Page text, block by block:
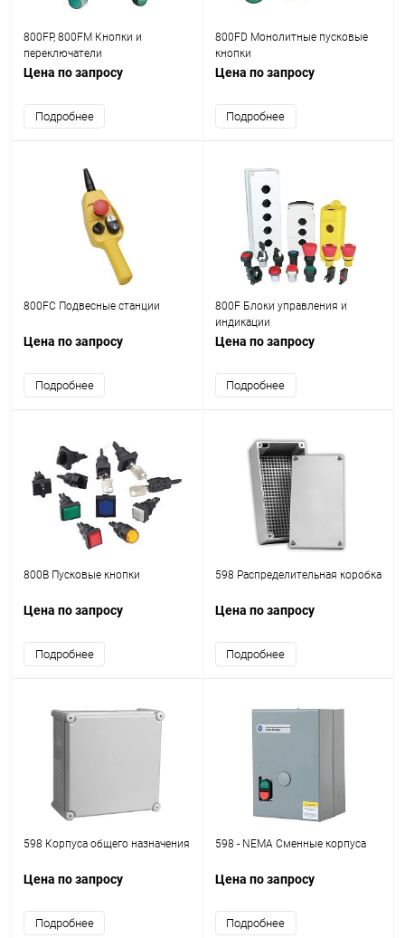
800FP, 800FM Кнопки и
переключатели
Цена по запросу
Подробнее
800FD Монолитные пусковые
кнопки
Цена по запросу
Подробнее
800FC Подвесные станции
Цена по запросу
Подробнее
800F Блоки управления и
индикации
Цена по запросу
Подробнее
800B Пусковые кнопки
Цена по запросу
Подробнее
598 Распределительная коробка
Цена по запросу
Подробнее
598 Корпуса общего назначения
Цена по запросу
Подробнее
598 - NEMA Сменные корпуса
Цена по запросу
Подробнее